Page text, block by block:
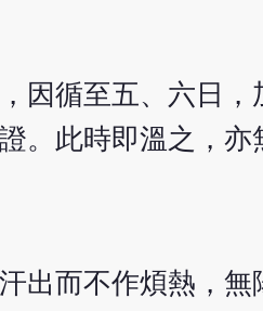
因循至五、六日
。此時即溫之，亦
出而不作煩熱，無